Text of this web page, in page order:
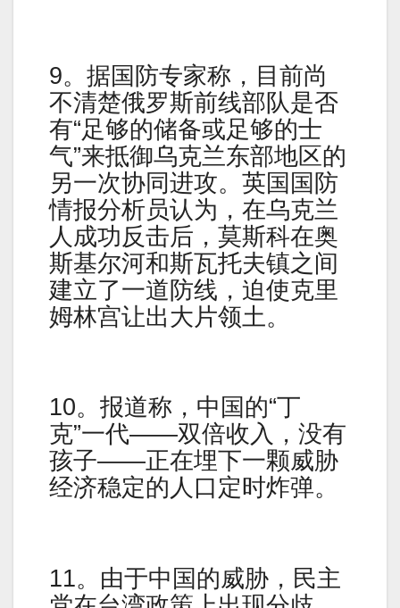
9。据国防专家称，目前尚
不清楚俄罗斯前线部队是否
有“足够的储备或足够的士
气”来抵御乌克兰东部地区的
另一次协同进攻。英国国防
情报分析员认为，在乌克兰
人成功反击后，莫斯科在奥
斯基尔河和斯瓦托夫镇之间
建立了一道防线，迫使克里
姆林宫让出大片领土。
10。报道称，中国的“丁
克”一代——双倍收入，没有
孩子——正在埋下一颗威胁
经济稳定的人口定时炸弹。
11。由于中国的威胁，民主